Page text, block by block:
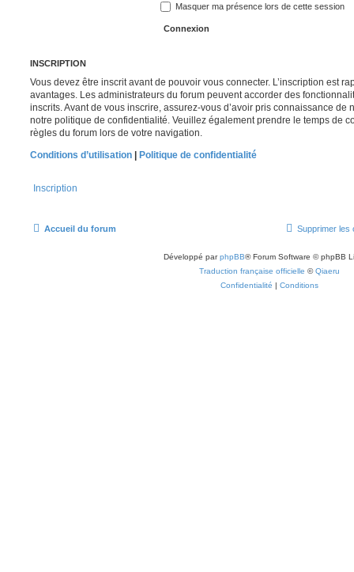
Masquer ma présence lors de cette session
INSCRIPTION
Vous devez être inscrit avant de pouvoir vous connecter. L’inscription est
avantages. Les administrateurs du forum peuvent accorder des
inscrits. Avant de vous inscrire, assurez-vous d’avoir pris connaissance de
notre politique de confidentialité. Veuillez également prendre le temps de
règles du forum lors de votre navigation.
Conditions d’utilisation | Politique de confidentialité
Inscription
Accueil du forum Supprimer les
Développé parphpBB® Forum Software © phpBB
Traduction française officielle ©Qiaeru
Confidentialité | Conditions